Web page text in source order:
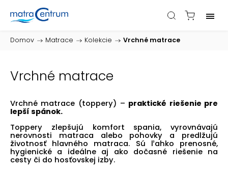
Domov / Matrace / Kolekcie / Vrchné matrace
Vrchné matrace
Vrchné matrace (toppery) – praktické riešenie pre
lepší spánok.
Toppery zlepšujú komfort spania, vyrovnávajú
nerovnosti matraca alebo pohovky a predlžujú
životnosť hlavného matraca. Sú ľahko prenosné,
hygienické a ideálne aj ako dočasné riešenie na
cesty či do hosťovskej izby.